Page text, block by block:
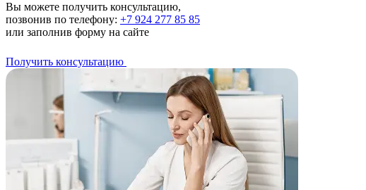
Вы можете получить консультацию,
позвонив по телефону: +7 924 277 85 85
или заполнив форму на сайте
Получить консультацию